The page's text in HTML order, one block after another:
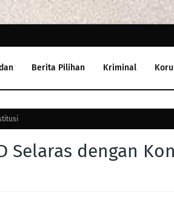
Berita Pilihan Kriminal
Selaras dengan